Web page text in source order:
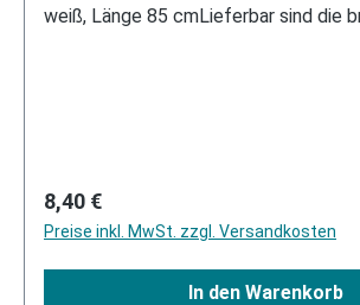
weiß, Länge 85 cmLieferbar sind die
Regulärer Preis:
8,40 €
Preise inkl. MwSt. zzgl. Versandkosten
In den Warenkorb